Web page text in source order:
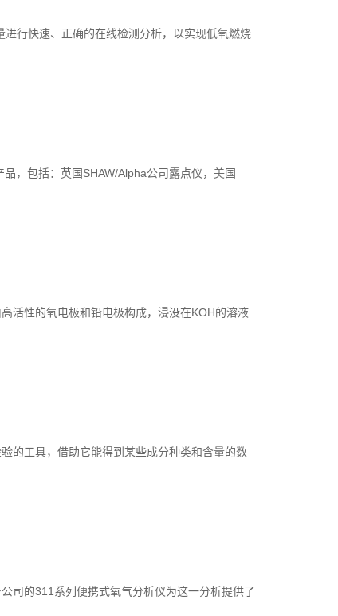
行快速、正确的在线检测分析，以实现低氧燃烧
，包括：英国SHAW/Alpha公司露点仪，美国
性的氧电极和铅电极构成，浸没在KOH的溶液
工具，借助它能得到某些成分种类和含量的数
的311系列便携式氧气分析仪为这一分析提供了